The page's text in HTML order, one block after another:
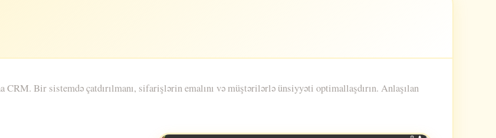
Bir sistemdə çatdırılmanı, sifarişlərin emalını və müştərilərlə ünsiyyəti optimallaşdırın. Anlaşılan